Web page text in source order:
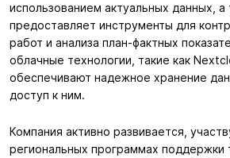
использованием актуальных данных, а
предоставляет инструменты для
работ и анализа план-фактных
облачные технологии, такие как
обеспечивают надежное хранение
доступ к ним.
Компания активно развивается,
региональных программах поддержки